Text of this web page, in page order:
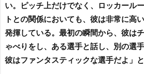
い。ピッチ上だけでなく、ロッカール
トとの関係においても、彼は非常に高
発揮している。最初の瞬間から、彼は
ゃべりをし、ある選手と話し、別の選
彼はファンタスティックな選手だよ」と